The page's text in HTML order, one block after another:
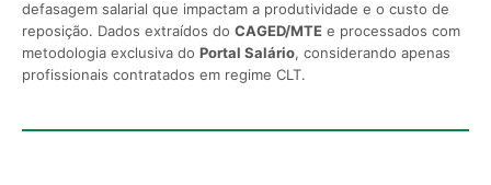
defasagem salarial que impactam a produtividade e o custo de
reposição. Dados extraídos do CAGED/MTE e processados com
metodologia exclusiva do Portal Salário, considerando apenas
profissionais contratados em regime CLT.